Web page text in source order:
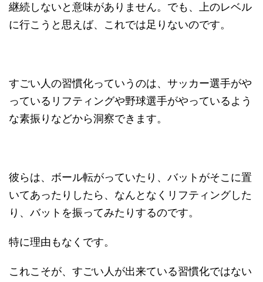
継続しないと意味がありません。でも、上のレベル
に行こうと思えば、これでは足りないのです。
すごい人の習慣化っていうのは、サッカー選手がや
っているリフティングや野球選手がやっているよう
な素振りなどから洞察できます。
彼らは、ボール転がっていたり、バットがそこに置
いてあったりしたら、なんとなくリフティングした
り、バットを振ってみたりするのです。
特に理由もなくです。
これこそが、すごい人が出来ている習慣化ではない